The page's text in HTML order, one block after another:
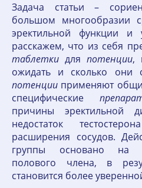
Задача статьи –
большом многообразии
эректильной функции
расскажем, что из себя
таблетки для потенции,
ожидать и сколько они
потенции применяют
специфические
причины эректильной
недостаток
расширения сосудов.
группы основано на
полового члена, в
становится более